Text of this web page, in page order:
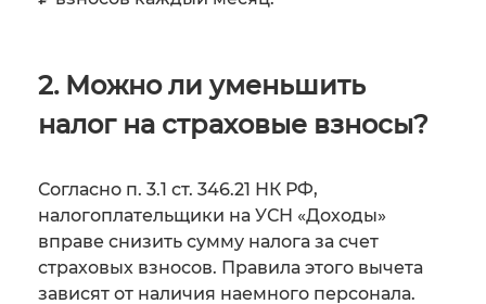
2. Можно ли уменьшить
налог на страховые взносы?
Согласно п. 3.1 ст. 346.21 НК РФ,
налогоплательщики на УСН «Доходы»
вправе снизить сумму налога за счет
страховых взносов. Правила этого вычета
зависят от наличия наемного персонала.